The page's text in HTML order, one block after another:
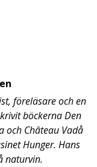
föreläsare och en
böckerna Den
och Château Vadå
Hunger. Hans
naturvin.